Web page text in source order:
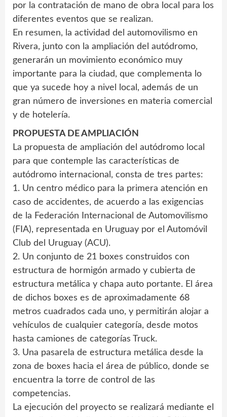
por la contratación de mano de obra local para los
diferentes eventos que se realizan.
En resumen, la actividad del automovilismo en
Rivera, junto con la ampliación del autódromo,
generarán un movimiento económico muy
importante para la ciudad, que complementa lo
que ya sucede hoy a nivel local, además de un
gran número de inversiones en materia comercial
y de hotelería.
PROPUESTA DE AMPLIACIÓN
La propuesta de ampliación del autódromo local
para que contemple las características de
autódromo internacional, consta de tres partes:
1. Un centro médico para la primera atención en
caso de accidentes, de acuerdo a las exigencias
de la Federación Internacional de Automovilismo
(FIA), representada en Uruguay por el Automóvil
Club del Uruguay (ACU).
2. Un conjunto de 21 boxes construidos con
estructura de hormigón armado y cubierta de
estructura metálica y chapa auto portante. El área
de dichos boxes es de aproximadamente 68
metros cuadrados cada uno, y permitirán alojar a
vehículos de cualquier categoría, desde motos
hasta camiones de categorías Truck.
3. Una pasarela de estructura metálica desde la
zona de boxes hacia el área de público, donde se
encuentra la torre de control de las
competencias.
La ejecución del proyecto se realizará mediante el